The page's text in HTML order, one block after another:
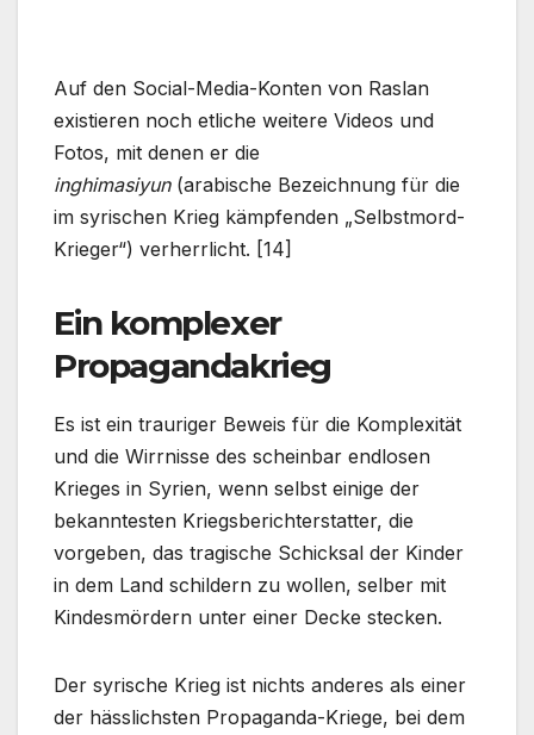
Auf den Social-Media-Konten von Raslan
existieren noch etliche weitere Videos und
Fotos, mit denen er die
inghimasiyun(arabische Bezeichnung für die
im syrischen Krieg kämpfenden „Selbstmord-
Krieger“) verherrlicht. [14]
Ein komplexer
Propagandakrieg
Es ist ein trauriger Beweis für die Komplexität
und die Wirrnisse des scheinbar endlosen
Krieges in Syrien, wenn selbst einige der
bekanntesten Kriegsberichterstatter, die
vorgeben, das tragische Schicksal der Kinder
in dem Land schildern zu wollen, selber mit
Kindesmördern unter einer Decke stecken.
Der syrische Krieg ist nichts anderes als einer
der hässlichsten Propaganda-Kriege, bei dem